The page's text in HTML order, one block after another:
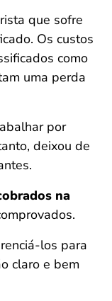
que sofre
Os custos
como
uma perda
por
deixou de
na
los para
claro e bem